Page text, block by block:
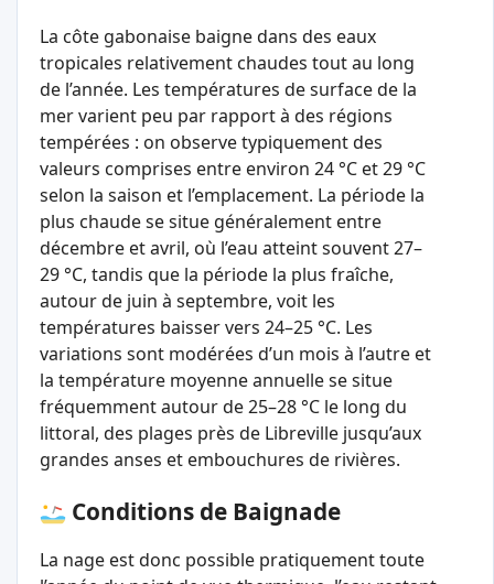
La côte gabonaise baigne dans des eaux
tropicales relativement chaudes tout au long
de l’année. Les températures de surface de la
mer varient peu par rapport à des régions
tempérées : on observe typiquement des
valeurs comprises entre environ 24 °C et 29 °C
selon la saison et l’emplacement. La période la
plus chaude se situe généralement entre
décembre et avril, où l’eau atteint souvent 27–
29 °C, tandis que la période la plus fraîche,
autour de juin à septembre, voit les
températures baisser vers 24–25 °C. Les
variations sont modérées d’un mois à l’autre et
la température moyenne annuelle se situe
fréquemment autour de 25–28 °C le long du
littoral, des plages près de Libreville jusqu’aux
grandes anses et embouchures de rivières.
Conditions de Baignade
La nage est donc possible pratiquement toute